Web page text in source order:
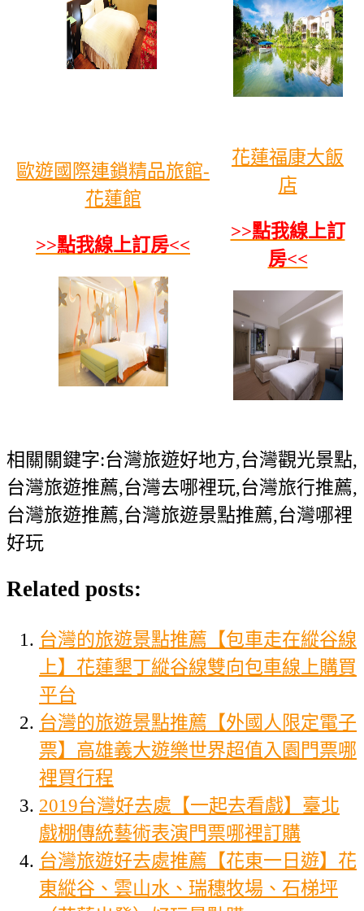
歐遊國際連鎖精品旅館-
花蓮館
>>點我線上訂房<<
花蓮福康大飯
店
>>點我線上訂
房<<
相關關鍵字:台灣旅遊好地方,台灣觀光景點,
台灣旅遊推薦,台灣去哪裡玩,台灣旅行推薦,
台灣旅遊推薦,台灣旅遊景點推薦,台灣哪裡
好玩
Related posts:
台灣的旅遊景點推薦【包車走在縱谷線
上】花蓮墾丁縱谷線雙向包車線上購買
平台
台灣的旅遊景點推薦【外國人限定電子
票】高雄義大遊樂世界超值入園門票哪
裡買行程
2019台灣好去處【一起去看戲】臺北
戲棚傳統藝術表演門票哪裡訂購
台灣旅遊好去處推薦【花東一日遊】花
東縱谷、雲山水、瑞穗牧場、石梯坪